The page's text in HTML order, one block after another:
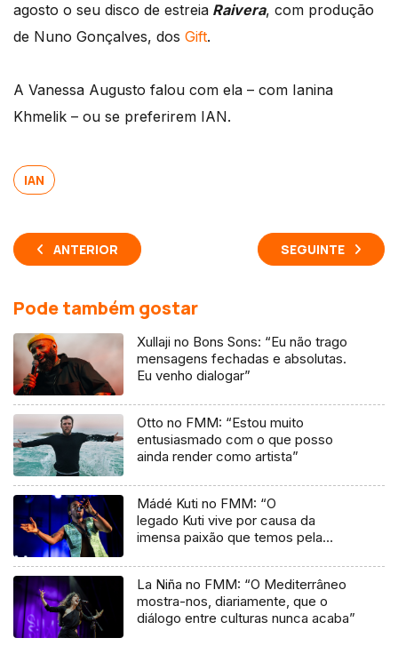
agosto o seu disco de estreia Raivera, com produção
de Nuno Gonçalves, dos Gift.
A Vanessa Augusto falou com ela – com Ianina
Khmelik – ou se preferirem IAN.
IAN
ANTERIOR SEGUINTE
Pode também gostar
Xullaji no Bons Sons: “Eu não trago
mensagens fechadas e absolutas.
Eu venho dialogar”
Otto no FMM: “Estou muito
entusiasmado com o que posso
ainda render como artista”
Mádé Kuti no FMM: “O
legado Kuti vive por causa da
imensa paixão que temos pela
La Niña no FMM: “O Mediterrâneo
mostra-nos, diariamente, que o
diálogo entre culturas nunca acaba”